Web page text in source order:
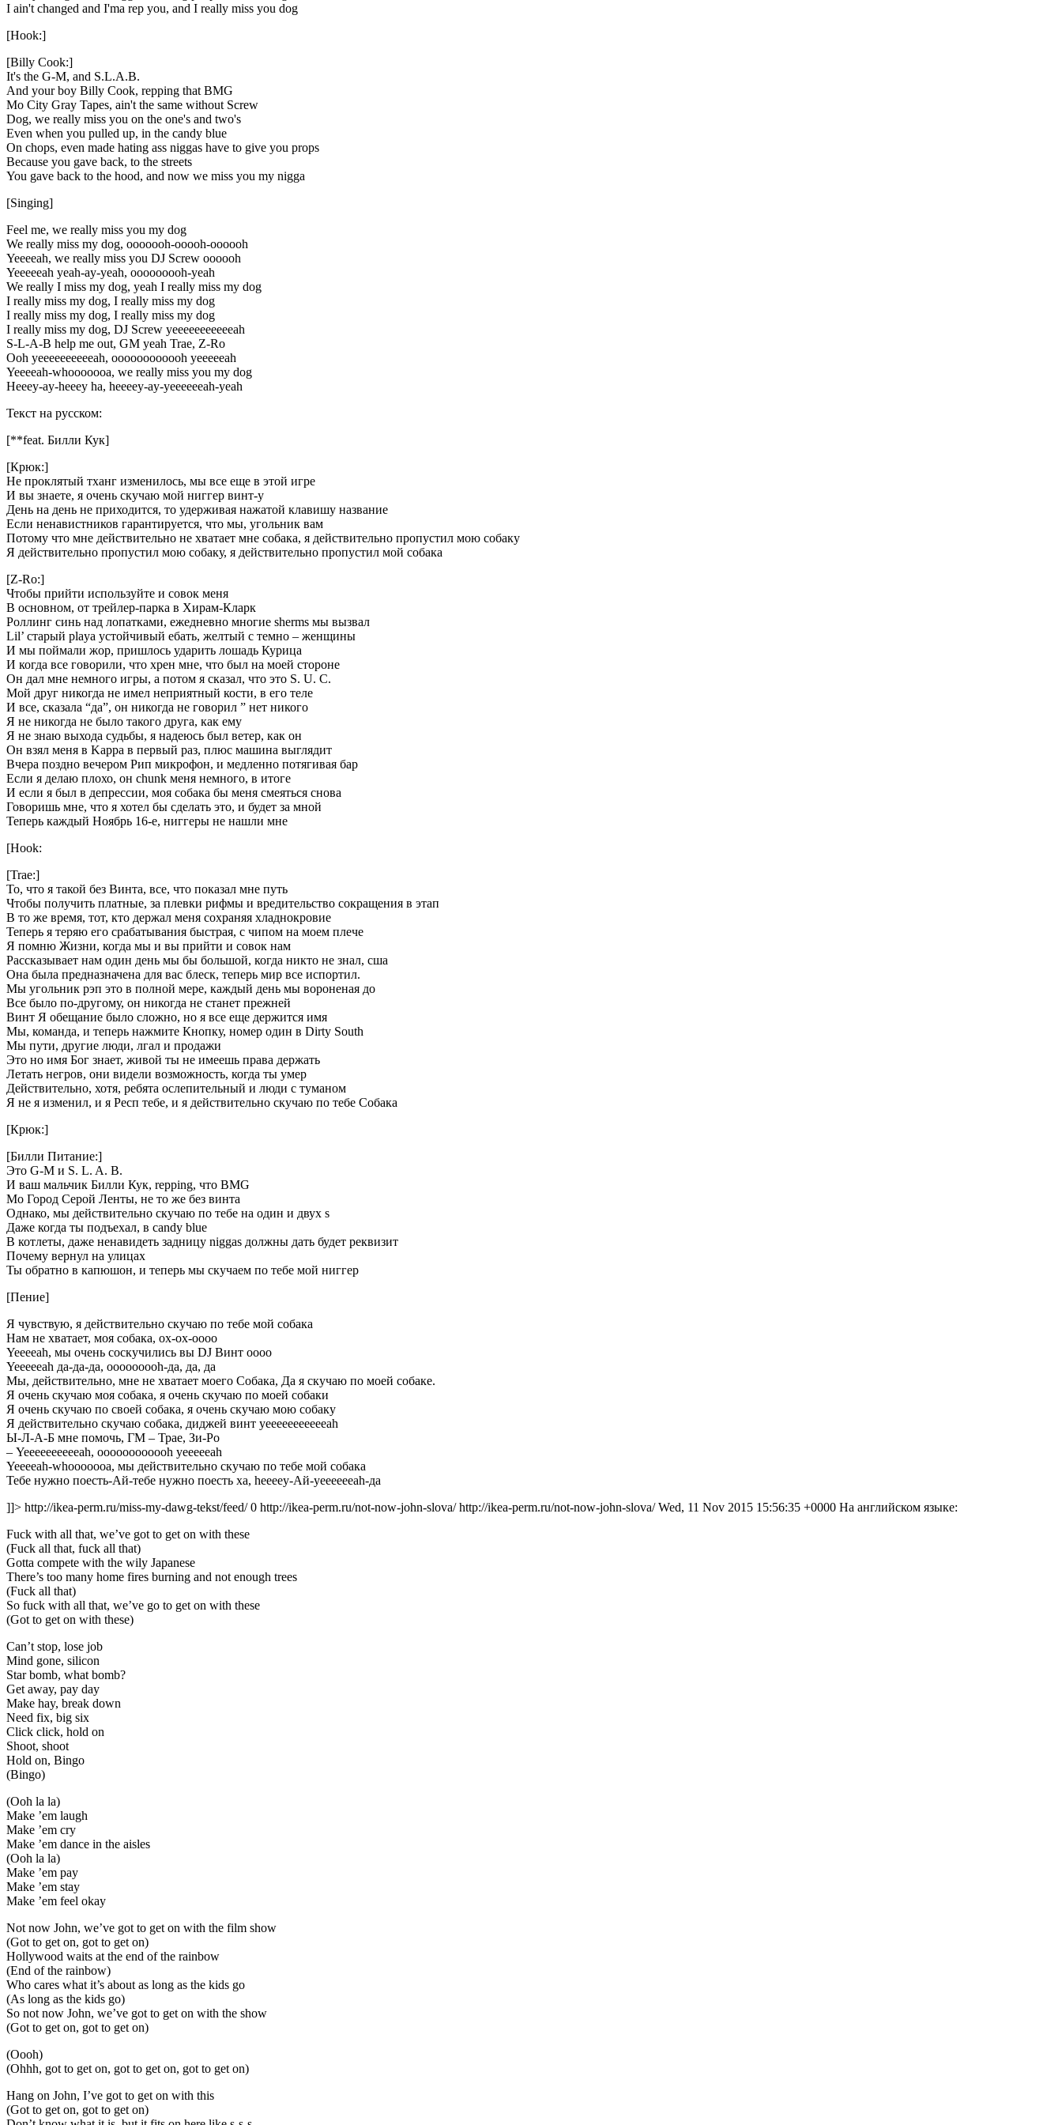
I ain't changed and I'ma rep you, and I really miss you dog
[Hook:]
[Billy Cook:]
It's the G-M, and S.L.A.B.
And your boy Billy Cook, repping that BMG
Mo City Gray Tapes, ain't the same without Screw
Dog, we really miss you on the one's and two's
Even when you pulled up, in the candy blue
On chops, even made hating ass niggas have to give you props
Because you gave back, to the streets
You gave back to the hood, and now we miss you my nigga
[Singing]
Feel me, we really miss you my dog
We really miss my dog, ooooooh-ooooh-oooooh
Yeeeeah, we really miss you DJ Screw oooooh
Yeeeeeah yeah-ay-yeah, ooooooooh-yeah
We really I miss my dog, yeah I really miss my dog
I really miss my dog, I really miss my dog
I really miss my dog, I really miss my dog
I really miss my dog, DJ Screw yeeeeeeeeeeeah
S-L-A-B help me out, GM yeah Trae, Z-Ro
Ooh yeeeeeeeeeeah, oooooooooooh yeeeeeah
Yeeeeah-whooooooa, we really miss you my dog
Heeey-ay-heeey ha, heeeey-ay-yeeeeeeah-yeah
Текст на русском:
[**feat. Билли Кук]
[Крюк:]
Не проклятый тханг изменилось, мы все еще в этой игре
И вы знаете, я очень скучаю мой ниггер винт-у
День на день не приходится, то удерживая нажатой клавишу название
Если ненавистников гарантируется, что мы, угольник вам
Потому что мне действительно не хватает мне собака, я действительно пропустил мою собаку
Я действительно пропустил мою собаку, я действительно пропустил мой собака
[Z-Ro:]
Чтобы прийти используйте и совок меня
В основном, от трейлер-парка в Хирам-Кларк
Роллинг синь над лопатками, ежедневно многие sherms мы вызвал
Lil’ старый playa устойчивый ебать, желтый с темно – женщины
И мы поймали жор, пришлось ударить лошадь Курица
И когда все говорили, что хрен мне, что был на моей стороне
Он дал мне немного игры, а потом я сказал, что это S. U. C.
Мой друг никогда не имел неприятный кости, в его теле
И все, сказала “да”, он никогда не говорил ” нет никого
Я не никогда не было такого друга, как ему
Я не знаю выхода судьбы, я надеюсь был ветер, как он
Он взял меня в Kappa в первый раз, плюс машина выглядит
Вчера поздно вечером Рип микрофон, и медленно потягивая бар
Если я делаю плохо, он chunk меня немного, в итоге
И если я был в депрессии, моя собака бы меня смеяться снова
Говоришь мне, что я хотел бы сделать это, и будет за мной
Теперь каждый Ноябрь 16-е, ниггеры не нашли мне
[Hook:
[Trae:]
То, что я такой без Винта, все, что показал мне путь
Чтобы получить платные, за плевки рифмы и вредительство сокращения в этап
В то же время, тот, кто держал меня сохраняя хладнокровие
Теперь я теряю его срабатывания быстрая, с чипом на моем плече
Я помню Жизни, когда мы и вы прийти и совок нам
Рассказывает нам один день мы бы большой, когда никто не знал, сша
Она была предназначена для вас блеск, теперь мир все испортил.
Мы угольник рэп это в полной мере, каждый день мы вороненая до
Все было по-другому, он никогда не станет прежней
Винт Я обещание было сложно, но я все еще держится имя
Мы, команда, и теперь нажмите Кнопку, номер один в Dirty South
Мы пути, другие люди, лгал и продажи
Это но имя Бог знает, живой ты не имеешь права держать
Летать негров, они видели возможность, когда ты умер
Действительно, хотя, ребята ослепительный и люди с туманом
Я не я изменил, и я Респ тебе, и я действительно скучаю по тебе Собака
[Крюк:]
[Билли Питание:]
Это G-M и S. L. A. B.
И ваш мальчик Билли Кук, repping, что BMG
Мо Город Серой Ленты, не то же без винта
Однако, мы действительно скучаю по тебе на один и двух s
Даже когда ты подъехал, в candy blue
В котлеты, даже ненавидеть задницу niggas должны дать будет реквизит
Почему вернул на улицах
Ты обратно в капюшон, и теперь мы скучаем по тебе мой ниггер
[Пение]
Я чувствую, я действительно скучаю по тебе мой собака
Нам не хватает, моя собака, ох-ох-оооо
Yeeeeah, мы очень соскучились вы DJ Винт оооо
Yeeeeeah да-да-да, ooooooooh-да, да, да
Мы, действительно, мне не хватает моего Собака, Да я скучаю по моей собаке.
Я очень скучаю моя собака, я очень скучаю по моей собаки
Я очень скучаю по своей собака, я очень скучаю мою собаку
Я действительно скучаю собака, диджей винт yeeeeeeeeeeeah
Ы-Л-А-Б мне помочь, ГМ – Трае, Зи-Ро
– Yeeeeeeeeeeah, oooooooooooh yeeeeeah
Yeeeeah-whooooooa, мы действительно скучаю по тебе мой собака
Тебе нужно поесть-Ай-тебе нужно поесть ха, heeeey-Ай-yeeeeeeah-да
]]> http://ikea-perm.ru/miss-my-dawg-tekst/feed/ 0 http://ikea-perm.ru/not-now-john-slova/http://ikea-perm.ru/not-now-john-slova/ Wed, 11 Nov 2015 15:56:35 +0000 На английском языке:
Fuck with all that, we’ve got to get on with these
(Fuck all that, fuck all that)
Gotta compete with the wily Japanese
There’s too many home fires burning and not enough trees
(Fuck all that)
So fuck with all that, we’ve go to get on with these
(Got to get on with these)
Can’t stop, lose job
Mind gone, silicon
Star bomb, what bomb?
Get away, pay day
Make hay, break down
Need fix, big six
Click click, hold on
Shoot, shoot
Hold on, Bingo
(Bingo)
(Ooh la la)
Make ’em laugh
Make ’em cry
Make ’em dance in the aisles
(Ooh la la)
Make ’em pay
Make ’em stay
Make ’em feel okay
Not now John, we’ve got to get on with the film show
(Got to get on, got to get on)
Hollywood waits at the end of the rainbow
(End of the rainbow)
Who cares what it’s about as long as the kids go
(As long as the kids go)
So not now John, we’ve got to get on with the show
(Got to get on, got to get on)
(Oooh)
(Ohhh, got to get on, got to get on, got to get on)
Hang on John, I’ve got to get on with this
(Got to get on, got to get on)